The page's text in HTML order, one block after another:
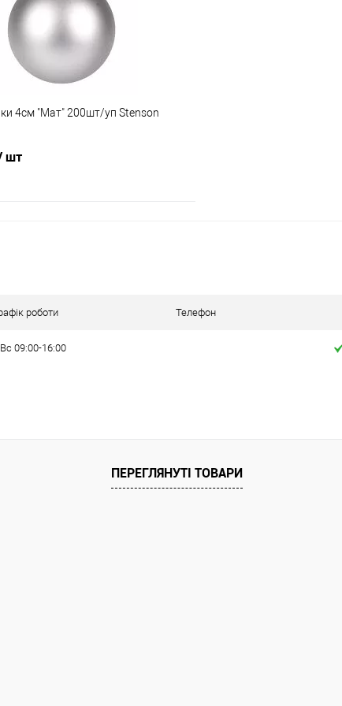
Новою поштою протягом 2-5 днів
передоплати (упаковку оплачує
малюнком (див. фото), колір та
4см "Мат" 200шт/уп Stenson
шт
роботи Телефон
09:00-16:00
ПЕРЕГЛЯНУТІ ТОВАРИ